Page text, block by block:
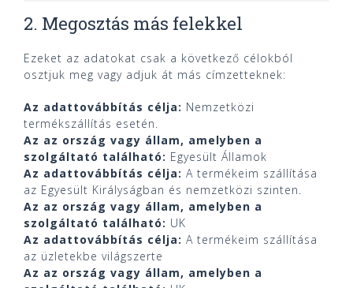
2. Megosztás más felekkel
Ezeket az adatokat csak a következő célokból
osztjuk meg vagy adjuk át más címzetteknek:
Az adattovábbítás célja: Nemzetközi
termékszállítás esetén.
Az az ország vagy állam, amelyben a
szolgáltató található: Egyesült Államok
Az adattovábbítás célja: A termékeim szállítása
az Egyesült Királyságban és nemzetközi szinten.
Az az ország vagy állam, amelyben a
szolgáltató található: UK
Az adattovábbítás célja: A termékeim szállítása
az üzletekbe világszerte
Az az ország vagy állam, amelyben a